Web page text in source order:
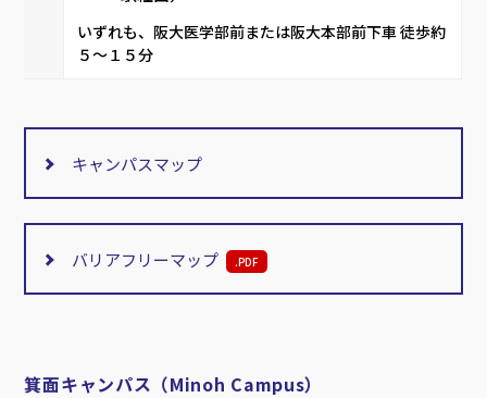
いずれも、阪大医学部前または阪大本部前下車 徒歩約
５～１５分
キャンパスマップ
バリアフリーマップ .PDF
箕面キャンパス（Minoh Campus）